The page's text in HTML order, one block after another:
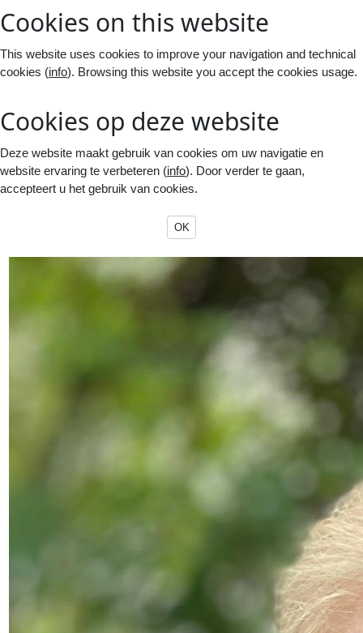
Cookies on this website
This website uses cookies to improve your navigation and technical
cookies (info). Browsing this website you accept the cookies usage.
Cookies op deze website
Deze website maakt gebruik van cookies om uw navigatie en
website ervaring te verbeteren (info). Door verder te gaan,
accepteert u het gebruik van cookies.
OK